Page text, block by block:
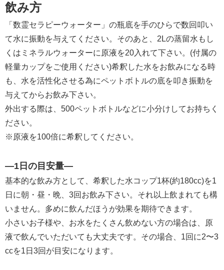
飲み方
「数霊セラピーウォーター」の瓶底を手のひらで数回叩い
て水に振動を与えてください。そのあと、2Lの蒸留水もし
くはミネラルウォーターに原液を20入れて下さい。(付属の
軽量カップをご使用ください)希釈した水をお飲みになる時
も、水を活性化させる為にペットボトルの底を叩き振動を
与えてからお飲み下さい。
外出する際は、500ペットボトルなどに小分けしてお持ちく
ださい。
※原液を100倍に希釈してください。
―1日の目安量―
基本的な飲み方として、希釈した水コップ1杯(約180cc)を1
日に朝・昼・晩、3回お飲み下さい。それ以上飲まれても構
いません。多めに飲んだほうが効果を期待できます。
小さいお子様や、お水をたくさん飲めない方の場合は、原
液で飲んでいただいても大丈夫です。その場合、1回に2〜3
ccを1日3回が目安になります。